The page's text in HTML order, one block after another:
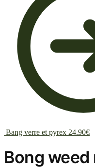
Bang verre et pyrex 24.90€
Bong weed